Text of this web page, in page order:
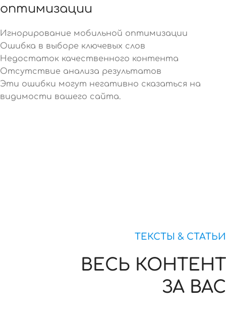
оптимизации
Игнорирование мобильной оптимизации
Ошибка в выборе ключевых слов
Недостаток качественного контента
Отсутствие анализа результатов
Эти ошибки могут негативно сказаться на
видимости вашего сайта.
ТЕКСТЫ & СТАТЬИ
ВЕСЬ КОНТЕНТ
ЗА ВАС